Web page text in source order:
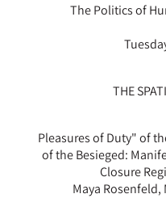
The Politics of
THE
"Pleasures of Duty" of
of the Besieged:
Closure
Maya Rosenfeld,